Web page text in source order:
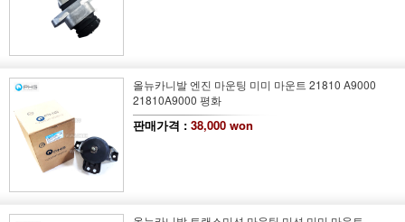
올뉴카니발 엔진 마운팅 미미 마운트 21810 A9000
21810A9000 평화
판매가격 : 38,000 won